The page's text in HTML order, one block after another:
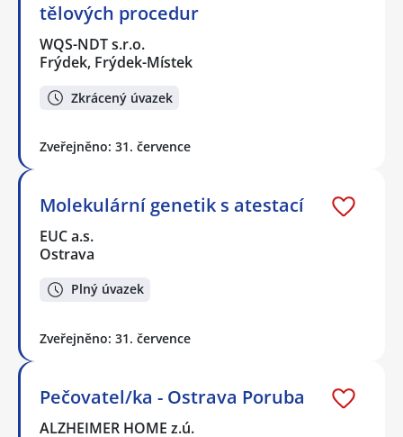
tělových procedur
WQS-NDT s.r.o.
Frýdek, Frýdek-Místek
Zkrácený úvazek
Zveřejněno: 31. července
Molekulární genetik s atestací
EUC a.s.
Ostrava
Plný úvazek
Zveřejněno: 31. července
Pečovatel/ka - Ostrava Poruba
ALZHEIMER HOME z.ú.